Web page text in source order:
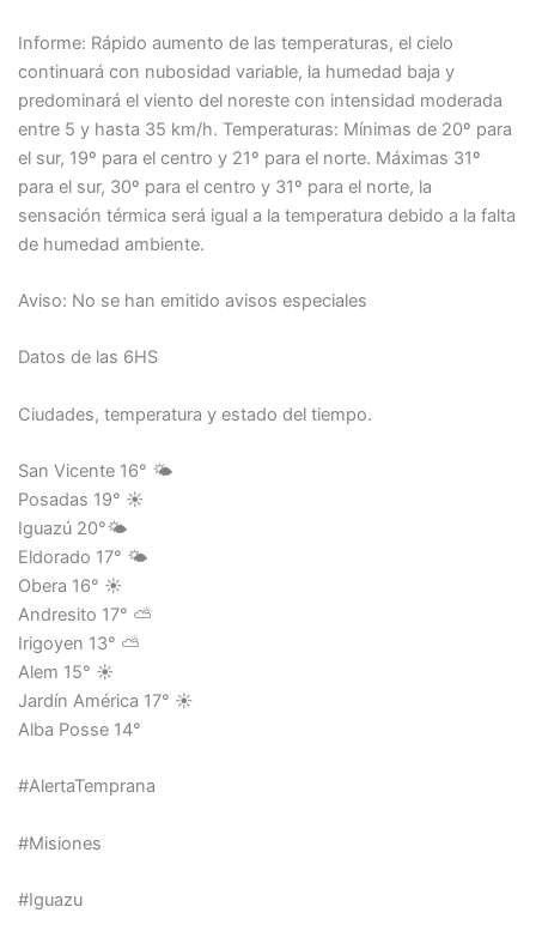
Informe: Rápido aumento de las temperaturas, el cielo
continuará con nubosidad variable, la humedad baja y
predominará el viento del noreste con intensidad moderada
entre 5 y hasta 35 km/h. Temperaturas: Mínimas de 20º para
el sur, 19º para el centro y 21º para el norte. Máximas 31º
para el sur, 30º para el centro y 31º para el norte, la
sensación térmica será igual a la temperatura debido a la falta
de humedad ambiente.
Aviso: No se han emitido avisos especiales
Datos de las 6HS
Ciudades, temperatura y estado del tiempo.
San Vicente 16° 🌤
Posadas 19° ☀
Iguazú 20°🌤
Eldorado 17° 🌤
Obera 16° ☀
Andresito 17° ⛅
Irigoyen 13° ⛅
Alem 15° ☀
Jardín América 17° ☀
Alba Posse 14°
#AlertaTemprana
#Misiones
#Iguazu